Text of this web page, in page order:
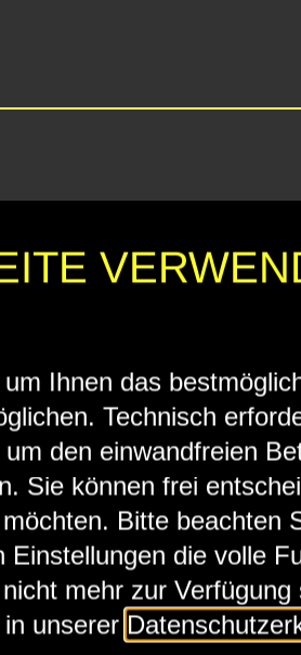
Ihnen das
Technisch
den einwandfreien
Sie können frei
Bitte beachten
Einstellungen die volle
mehr zur
unserer